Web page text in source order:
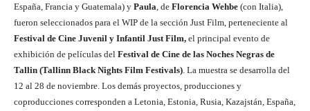
España, Francia y Guatemala) y Paula , de Florencia Wehbe (con Italia),
fueron seleccionados para el WIP de la sección Just Film, perteneciente al
Festival de Cine Juvenil y Infantil Just Film, el principal evento de
exhibición de películas del Festival de Cine de las Noches Negras de
Tallin (Tallinn Black Nights Film Festivals) . La muestra se desarrolla del
12 al 28 de noviembre. Los demás proyectos, producciones y
coproducciones corresponden a Letonia, Estonia, Rusia, Kazajstán, España,